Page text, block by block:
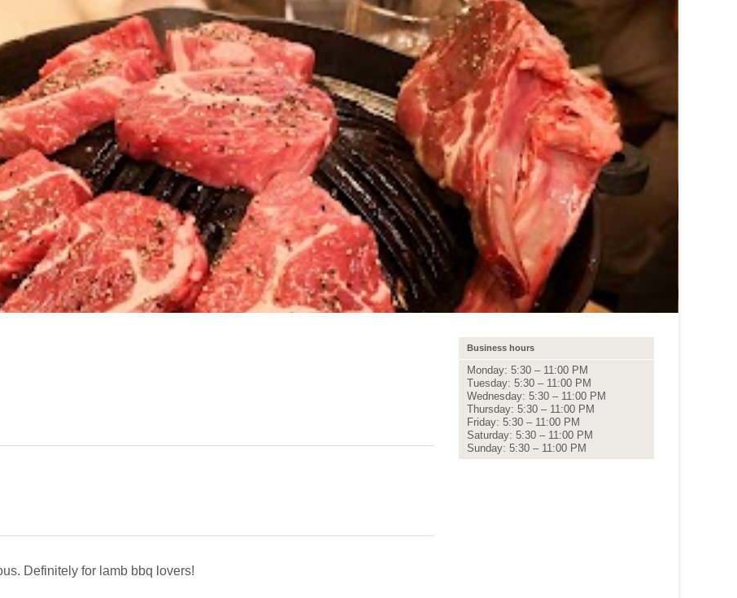
Definitely for lamb bbq lovers!
Business hours
Monday: 5:30 – 11:00 PM
Tuesday: 5:30 – 11:00 PM
Wednesday: 5:30 – 11:00 PM
Thursday: 5:30 – 11:00 PM
Friday: 5:30 – 11:00 PM
Saturday: 5:30 – 11:00 PM
Sunday: 5:30 – 11:00 PM